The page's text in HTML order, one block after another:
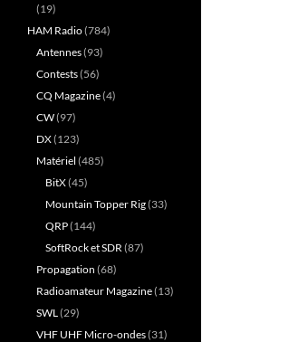
(19)
HAM Radio(784)
Antennes(93)
Contests(56)
CQ Magazine(4)
CW(97)
DX(123)
Matériel (485)
BitX(45)
Mountain Topper Rig(33)
QRP(144)
SoftRock et SDR(87)
Propagation (68)
Radioamateur Magazine(13)
SWL(29)
VHF UHF Micro-ondes(31)